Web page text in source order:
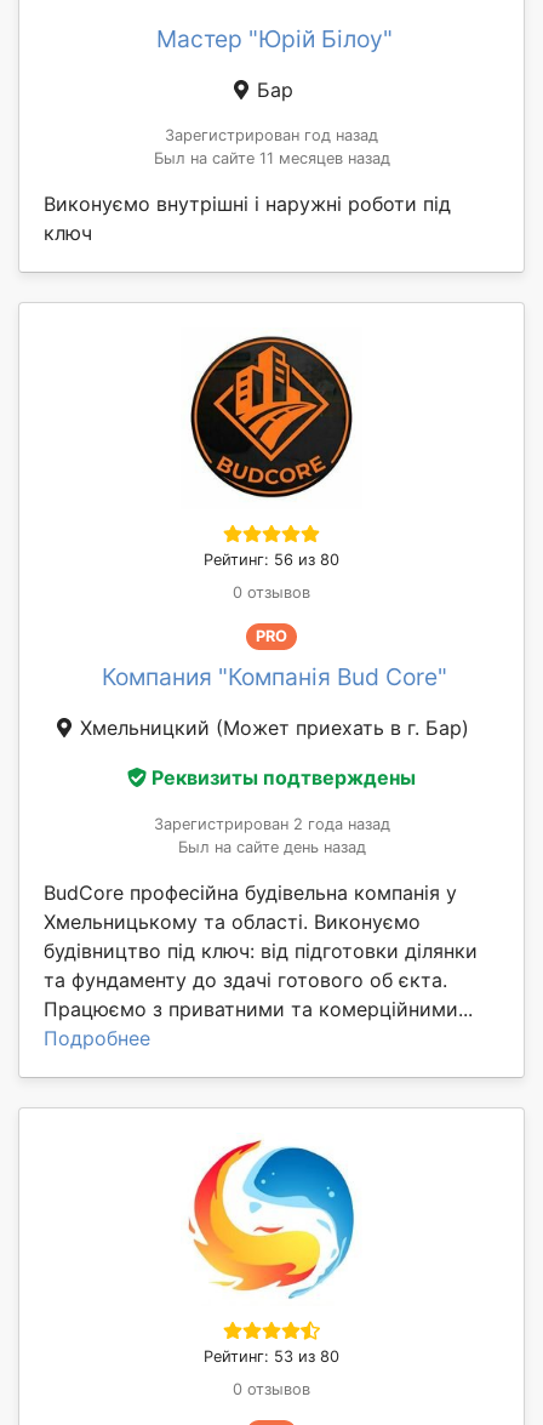
Мастер "Юрій Білоу"
Бар
Зарегистрирован год назад
Был на сайте 11 месяцев назад
Виконуємо внутрішні і наружні роботи під
ключ
Рейтинг: 56 из 80
0 отзывов
PRO
Компания "Компанія Bud Core"
Хмельницкий (Может приехать в г. Бар)
Реквизиты подтверждены
Зарегистрирован 2 года назад
Был на сайте день назад
BudCore професійна будівельна компанія у
Хмельницькому та області. Виконуємо
будівництво під ключ: від підготовки ділянки
та фундаменту до здачі готового об єкта.
Працюємо з приватними та комерційними...
Подробнее
Рейтинг: 53 из 80
0 отзывов